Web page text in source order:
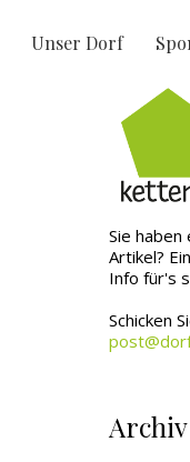
Unser Dorf
Sie haben
Artikel?
Info für's
Schicken
Archiv